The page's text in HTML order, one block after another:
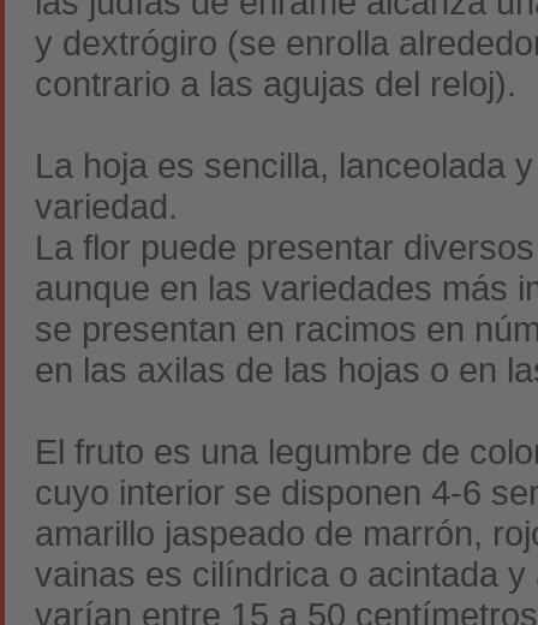
y dextrógiro (se enrolla
contrario a las agujas del reloj).
La hoja es sencilla, lanceolada
variedad.
La flor puede presentar
aunque en las variedades más
se presentan en racimos en
en las axilas de las hojas o en
El fruto es una legumbre de
cuyo interior se disponen 4-6
amarillo jaspeado de marrón,
vainas es cilíndrica o acintada
varían entre 15 a 50